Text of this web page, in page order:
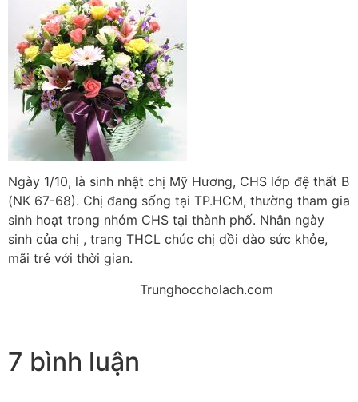
Ngày 1/10, là sinh nhật chị Mỹ Hương, CHS lớp đệ thất B
(NK 67-68). Chị đang sống tại TP.HCM, thường tham gia
sinh hoạt trong nhóm CHS tại thành phố. Nhân ngày
sinh của chị , trang THCL chúc chị dồi dào sức khỏe,
mãi trẻ với thời gian.
Trunghoccholach.com
7 bình luận